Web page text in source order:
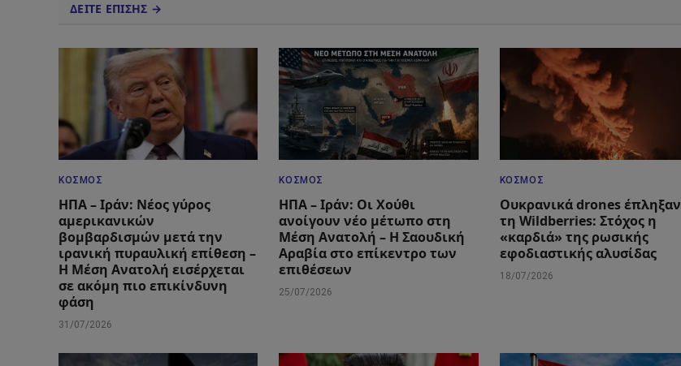
ΔΕΙΤΕ ΕΠΙΣΗΣ →
ΚΌΣΜΟΣ
ΗΠΑ – Ιράν: Νέος γύρος
αμερικανικών
βομβαρδισμών μετά την
ιρανική πυραυλική επίθεση –
Η Μέση Ανατολή εισέρχεται
σε ακόμη πιο επικίνδυνη
φάση
31/07/2026
ΚΌΣΜΟΣ
ΗΠΑ – Ιράν: Οι Χούθι
ανοίγουν νέο μέτωπο στη
Μέση Ανατολή – Η Σαουδική
Αραβία στο επίκεντρο των
επιθέσεων
25/07/2026
ΚΌΣΜΟΣ
Ουκρανικά drones έπληξαν
τη Wildberries: Στόχος η
«καρδιά» της ρωσικής
εφοδιαστικής αλυσίδας
18/07/2026